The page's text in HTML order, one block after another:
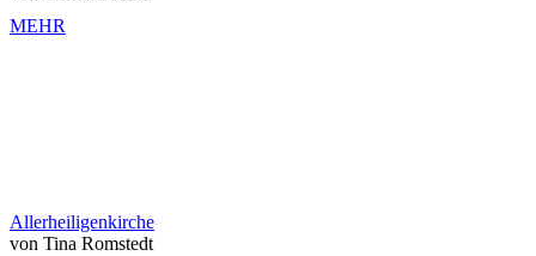
MEHR
Allerheiligenkirche
von Tina Romstedt